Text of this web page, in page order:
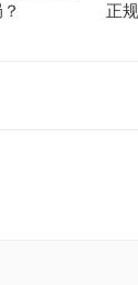
正